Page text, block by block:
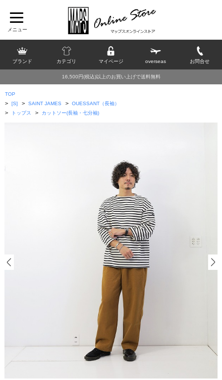
ブランド カテゴリ マイページ overseas お問合せ
16,500円(税込)以上のお買い上げで送料無料
TOP
> [S] > SAINT JAMES > OUESSANT（長袖）
> トップス > カットソー(長袖・七分袖)